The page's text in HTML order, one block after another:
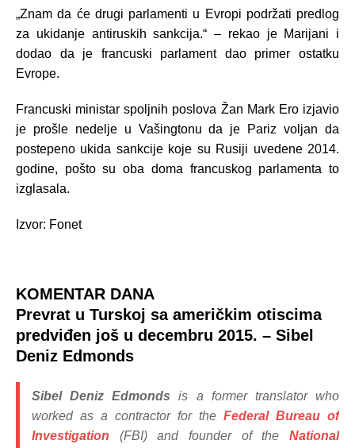
„Znam da će drugi parlamenti u Evropi podržati predlog
za ukidanje antiruskih sankcija.“ – rekao je Marijani i
dodao da je francuski parlament dao primer ostatku
Evrope.
Francuski ministar spoljnih poslova Žan Mark Ero izjavio
je prošle nedelje u Vašingtonu da je Pariz voljan da
postepeno ukida sankcije koje su Rusiji uvedene 2014.
godine, pošto su oba doma francuskog parlamenta to
izglasala.
Izvor: Fonet
KOMENTAR DANA
Prevrat u Turskoj sa američkim otiscima
predviđen još u decembru 2015. – Sibel
Deniz Edmonds
Sibel Deniz Edmonds is a former translator who
worked as a contractor for the Federal Bureau of
Investigation (FBI) and founder of the National